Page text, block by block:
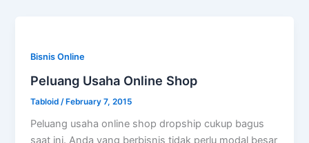
Bisnis Online
Peluang Usaha Online Shop
Tabloid /February 7, 2015
Peluang usaha online shop dropship cukup bagus
saat ini. Anda yang berbisnis tidak perlu modal besar